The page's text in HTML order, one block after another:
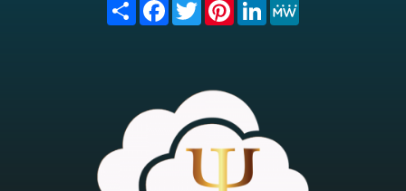
Share FacebookTwitterPinterest
LinkedIn